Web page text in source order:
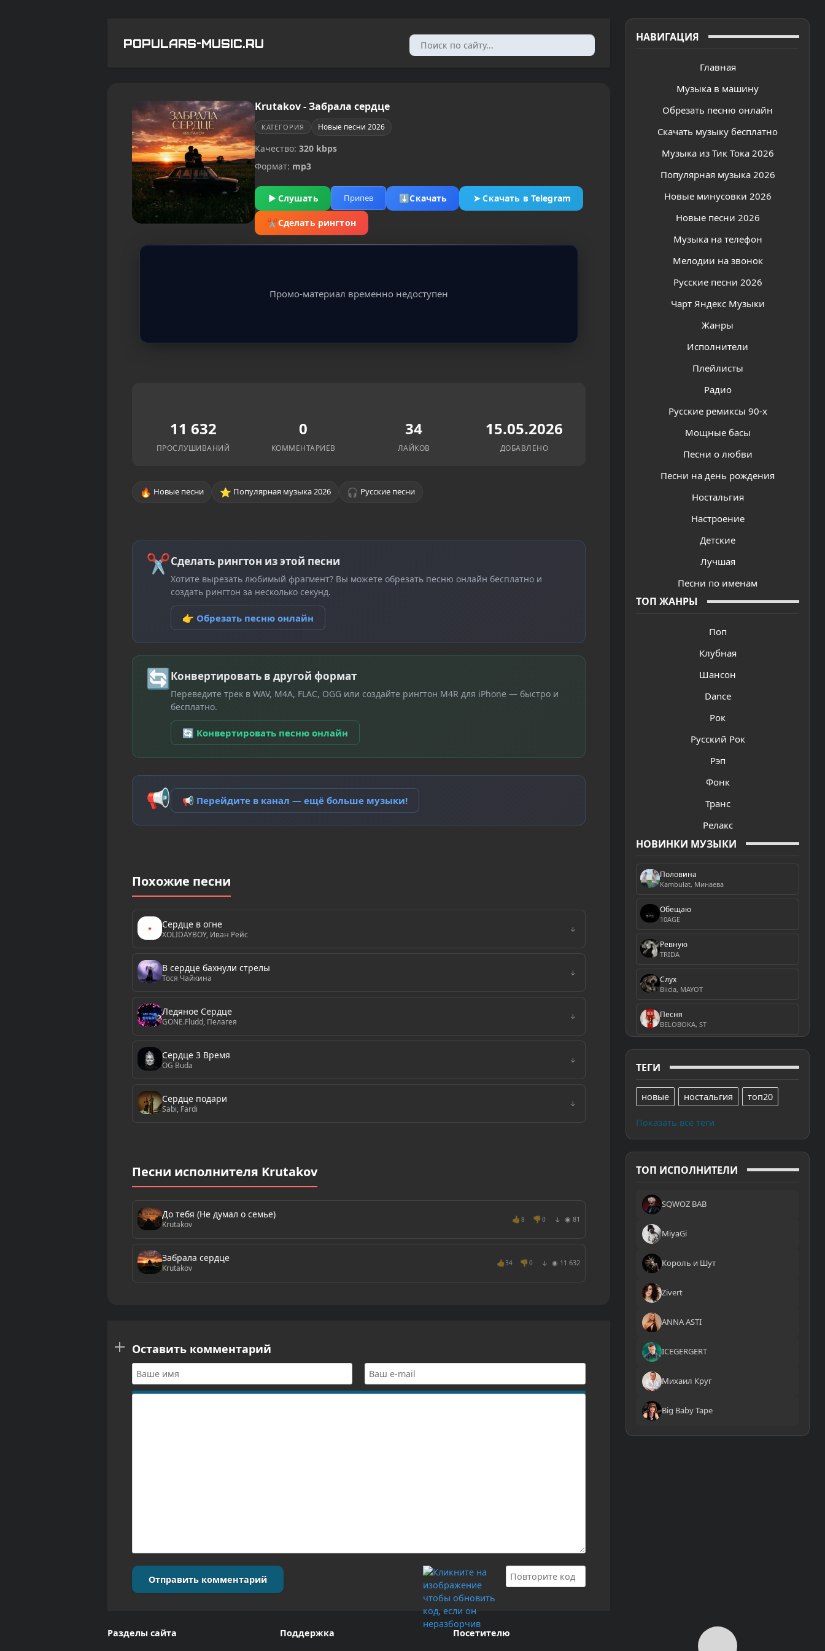
POPULARS-MUSIC.RU НАВИГАЦИЯ
Главная
Музыка в машину
Обрезать песню онлайн
Скачать музыку бесплатно
Музыка из Тик Тока 2026
Популярная музыка 2026
Новые минусовки 2026
Новые песни 2026
Музыка на телефон
Мелодии на звонок
Русские песни 2026
Чарт Яндекс Музыки
Жанры
Исполнители
Плейлисты
Радио
Русские ремиксы 90-х
Мощные басы
Песни о любви
Песни на день рождения
Ностальгия
Настроение
Детские
Лучшая
Песни по именам
ТОП ЖАНРЫ
Поп
Клубная
Шансон
Dance
Рок
Русский Рок
Рэп
Фонк
Транс
Релакс
НОВИНКИ МУЗЫКИ
Половина
Kambulat, Минаева
Обещаю
10AGE
Ревную
TRIDA
Слух
Biicla, MAYOT
Песня
BELOBOKA, ST
ТЕГИ
новые ностальгия топ20
Показать все теги
ТОП ИСПОЛНИТЕЛИ
SQWOZ BAB
MiyaGi
Король и Шут
Zivert
ANNA ASTI
ICEGERGERT
Михаил Круг
Big Baby Tape
Krutakov - Забрала сердце
КАТЕГОРИЯ Новые песни 2026
Качество: 320 kbps
Формат: mp3
▶ Слушать Припев ⬇Скачать ➤Скачать в Telegram
✂Сделать рингтон
Промо-материал временно недоступен
11 632
ПРОСЛУШИВАНИЙ
0
КОММЕНТАРИЕВ
34
ЛАЙКОВ
15.05.2026
ДОБАВЛЕНО
🔥 Новые песни ⭐ Популярная музыка 2026 🎧 Русские песни
✂Сделать рингтон из этой песни
Хотите вырезать любимый фрагмент? Вы можете обрезать песню онлайн бесплатно и
создать рингтон за несколько секунд.
👉 Обрезать песню онлайн
🔄Конвертировать в другой формат
Переведите трек в WAV, M4A, FLAC, OGG или создайте рингтон M4R для iPhone — быстро и
бесплатно.
🔄 Конвертировать песню онлайн
📢 📢 Перейдите в канал — ещё больше музыки!
Похожие песни
Сердце в огне
XOLIDAYBOY, Иван Рейс ↓
В сердце бахнули стрелы
Тося Чайкина ↓
Ледяное Сердце
GONE.Fludd, Пелагея ↓
Сердце 3 Время
OG Buda ↓
Сердце подари
Sabi, Fardi ↓
Песни исполнителя Krutakov
До тебя (Не думал о семье)
Krutakov
👍 8 👎 0 ↓ ◉ 81
Забрала сердце
Krutakov
👍34 👎 0 ↓ ◉ 11 632
Оставить комментарий
Отправить комментарий
Разделы сайта Поддержка Посетителю